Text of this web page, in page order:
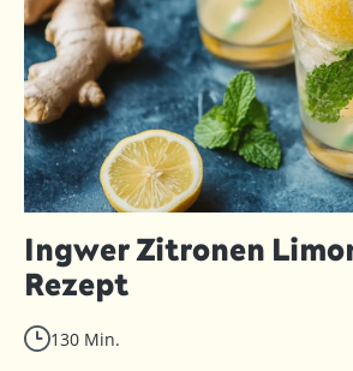
Ingwer Zitronen
Rezept
130 Min.